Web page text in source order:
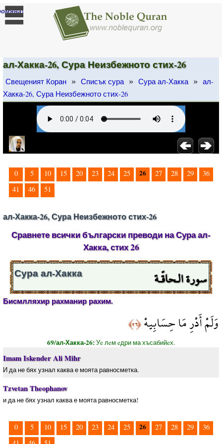
]
ал-Хакка-26, Сура Неизбежното стих-26
Свещеният Коран » Списък сура » Сура ал-Хакка » ал-
Хакка-26, Сура Неизбежното стих-26
0 5 10 15 20 23 24 25 26 27 28 29
36
41
46 51
ал-Хакка-26, Сура Неизбежното стих-26
Сравнете всички български преводи на Сура ал-
Хакка, стих 26
سورة الـحاقّـة Сура ал-Хакка
Бисмлляхир рахманир рахим.
وَلَمْ أَدْرِ مَا حِسَابِيهْ﴿٢٦﴾
69/ал-Хакка-26:Уe лeм eдри ма хъсабийeх.
Imam Iskender Ali Mihr
И да не бях узнал каква е моята равносметка.
Tzvetan Theophanov
и да не бях узнал каква е моята равносметка!
0 5 10 15 20 23 24 25 26 27 28 29
36